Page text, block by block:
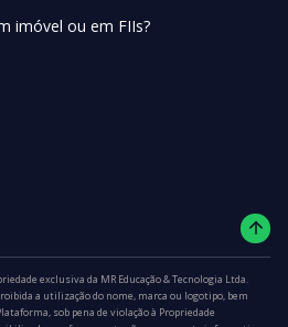
imóvel ou em FIIs?
exclusiva da MR Educação & Tecnologia Ltda.
a utilização do nome, marca ou logotipo, bem
sob pena de violação à Propriedade